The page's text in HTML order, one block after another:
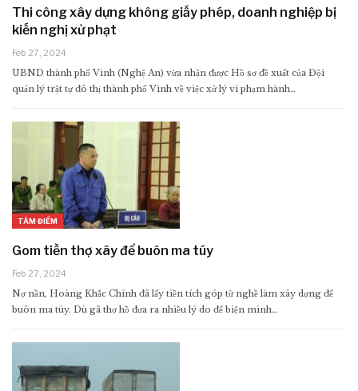
Thi công xây dựng không giấy phép, doanh nghiệp bị
kiến nghị xử phạt
Feb 27, 2024
UBND thành phố Vinh (Nghệ An) vừa nhận được Hồ sơ đề xuất của Đội
quản lý trật tự đô thị thành phố Vinh về việc xử lý vi phạm hành…
TÂM ĐIỂM
Gom tiền thợ xây để buôn ma túy
Feb 27, 2024
Nợ nần, Hoàng Khắc Chính đã lấy tiền tích góp từ nghề làm xây dựng để
buôn ma túy. Dù gã thợ hồ đưa ra nhiều lý do để biện minh…